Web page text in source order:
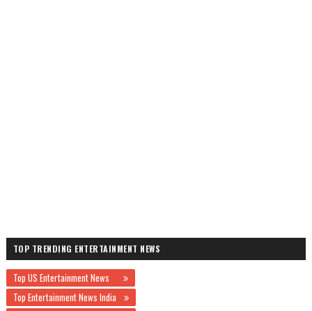
TOP TRENDING ENTERTAINMENT NEWS
Top US Entertainment News
Top Entertainment News India